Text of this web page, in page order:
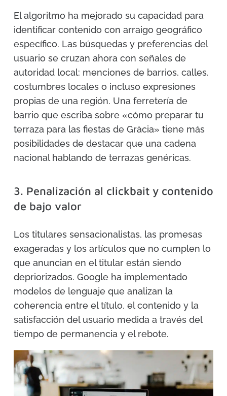
El algoritmo ha mejorado su capacidad para
identificar contenido con arraigo geográfico
específico. Las búsquedas y preferencias del
usuario se cruzan ahora con señales de
autoridad local: menciones de barrios, calles,
costumbres locales o incluso expresiones
propias de una región. Una ferretería de
barrio que escriba sobre «cómo preparar tu
terraza para las fiestas de Gràcia» tiene más
posibilidades de destacar que una cadena
nacional hablando de terrazas genéricas.
3. Penalización al clickbait y contenido
de bajo valor
Los titulares sensacionalistas, las promesas
exageradas y los artículos que no cumplen lo
que anuncian en el titular están siendo
depriorizados. Google ha implementado
modelos de lenguaje que analizan la
coherencia entre el título, el contenido y la
satisfacción del usuario medida a través del
tiempo de permanencia y el rebote.